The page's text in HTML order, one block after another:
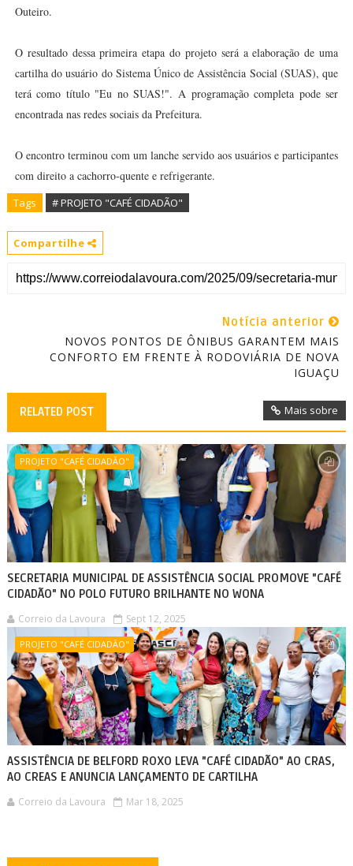
Outeiro.
O resultado dessa primeira etapa do projeto será a elaboração de uma
cartilha do usuário do Sistema Único de Assistência Social (SUAS), que
terá como título "Eu no SUAS!". A programação completa pode ser
encontrada nas redes sociais da Prefeitura.
O encontro terminou com um lanche servido aos usuários e participantes
com direito a cachorro-quente e refrigerante.
Tags # PROJETO "CAFÉ CIDADÃO"
Compartilhe
Notícia anterior
NOVOS PONTOS DE ÔNIBUS GARANTEM MAIS
CONFORTO EM FRENTE À RODOVIÁRIA DE NOVA
IGUAÇU
RELATED POST Mais sobre
PROJETO "CAFÉ CIDADÃO"
SECRETARIA MUNICIPAL DE ASSISTÊNCIA SOCIAL PROMOVE "CAFÉ
CIDADÃO" NO POLO FUTURO BRILHANTE NO WONA
Correio da Lavoura Sept 12, 2025
PROJETO "CAFÉ CIDADÃO"
ASSISTÊNCIA DE BELFORD ROXO LEVA "CAFÉ CIDADÃO" AO CRAS,
AO CREAS E ANUNCIA LANÇAMENTO DE CARTILHA
Correio da Lavoura Mar 18, 2025